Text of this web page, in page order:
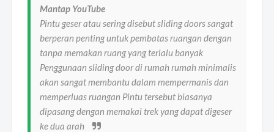
Mantap YouTube
Pintu geser atau sering disebut sliding doors sangat
berperan penting untuk pembatas ruangan dengan
tanpa memakan ruang yang terlalu banyak
Penggunaan sliding door di rumah rumah minimalis
akan sangat membantu dalam mempermanis dan
memperluas ruangan Pintu tersebut biasanya
dipasang dengan memakai trek yang dapat digeser
ke dua arah